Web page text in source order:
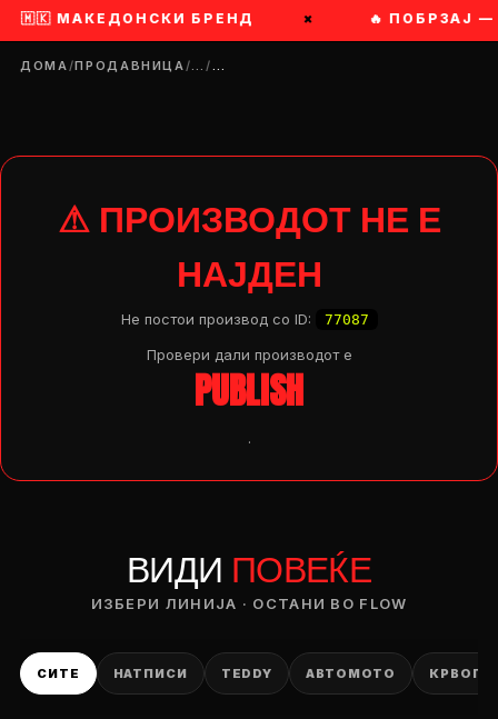
МАКЕДОНСКИ БРЕНД 🔥 ПОБРЗАЈ — СЕ
ДОМА/ПРОДАВНИЦА/…/…
⚠ ПРОИЗВОДОТ НЕ Е
НАЈДЕН
Не постои производ со ID: 77087
Провери дали производот e
PUBLISH
.
ВИДИ ПОВЕЌЕ
ИЗБЕРИ ЛИНИЈА · ОСТАНИ ВО FLOW
СИТЕ НАТПИСИ TEDDY АВТОМОТО